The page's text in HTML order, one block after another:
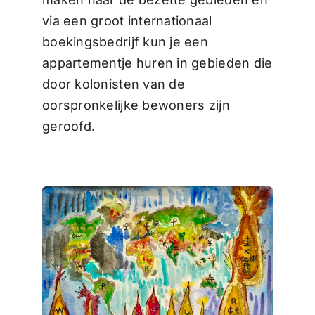
via een groot internationaal
boekingsbedrijf kun je een
appartementje huren in gebieden die
door kolonisten van de
oorspronkelijke bewoners zijn
geroofd.